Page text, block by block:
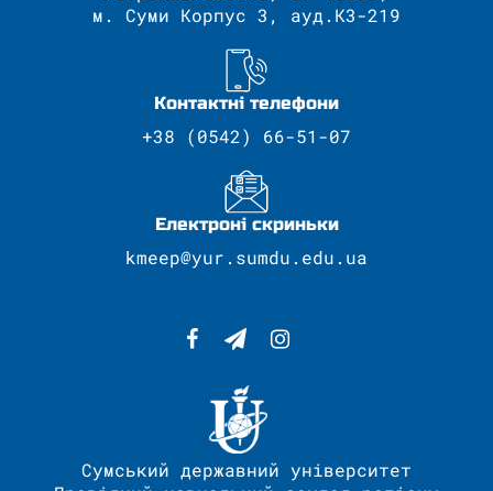
м. Суми Корпус 3, ауд.К3-219
Контактні телефони
+38 (0542) 66-51-07
Електроні скриньки
kmeep@yur.sumdu.edu.ua
Сумський державний університет